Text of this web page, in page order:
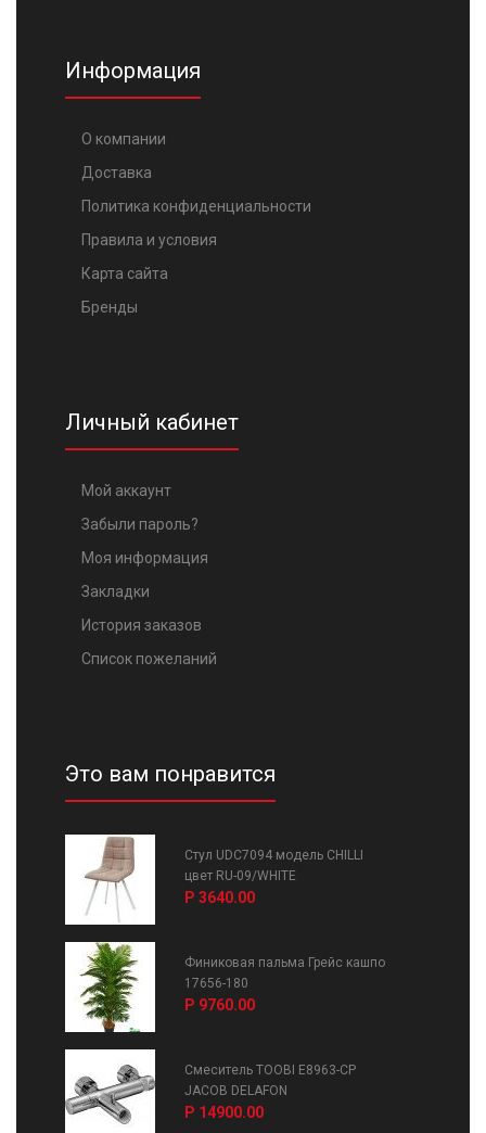
Информация
О компании
Доставка
Политика конфиденциальности
Правила и условия
Карта сайта
Бренды
Личный кабинет
Мой аккаунт
Забыли пароль?
Моя информация
Закладки
История заказов
Список пожеланий
Это вам понравится
Стул UDC7094 модель CHILLI
цвет RU-09/WHITE
Р 3640.00
Финиковая пальма Грейс кашпо
17656-180
Р 9760.00
Смеситель TOOBI E8963-CP
JACOB DELAFON
Р 14900.00